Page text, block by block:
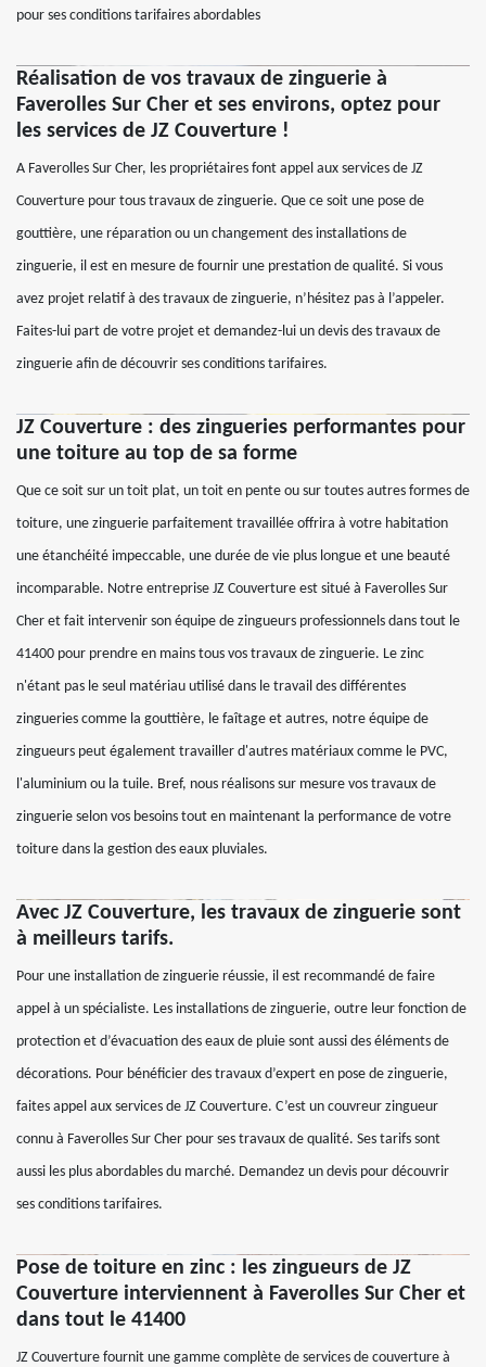
pour ses conditions tarifaires abordables
Réalisation de vos travaux de zinguerie à
Faverolles Sur Cher et ses environs, optez pour
les services de JZ Couverture !
A Faverolles Sur Cher, les propriétaires font appel aux services de JZ
Couverture pour tous travaux de zinguerie. Que ce soit une pose de
gouttière, une réparation ou un changement des installations de
zinguerie, il est en mesure de fournir une prestation de qualité. Si vous
avez projet relatif à des travaux de zinguerie, n’hésitez pas à l’appeler.
Faites-lui part de votre projet et demandez-lui un devis des travaux de
zinguerie afin de découvrir ses conditions tarifaires.
JZ Couverture : des zingueries performantes pour
une toiture au top de sa forme
Que ce soit sur un toit plat, un toit en pente ou sur toutes autres formes de
toiture, une zinguerie parfaitement travaillée offrira à votre habitation
une étanchéité impeccable, une durée de vie plus longue et une beauté
incomparable. Notre entreprise JZ Couverture est situé à Faverolles Sur
Cher et fait intervenir son équipe de zingueurs professionnels dans tout le
41400 pour prendre en mains tous vos travaux de zinguerie. Le zinc
n'étant pas le seul matériau utilisé dans le travail des différentes
zingueries comme la gouttière, le faîtage et autres, notre équipe de
zingueurs peut également travailler d'autres matériaux comme le PVC,
l'aluminium ou la tuile. Bref, nous réalisons sur mesure vos travaux de
zinguerie selon vos besoins tout en maintenant la performance de votre
toiture dans la gestion des eaux pluviales.
Avec JZ Couverture, les travaux de zinguerie sont
à meilleurs tarifs.
Pour une installation de zinguerie réussie, il est recommandé de faire
appel à un spécialiste. Les installations de zinguerie, outre leur fonction de
protection et d’évacuation des eaux de pluie sont aussi des éléments de
décorations. Pour bénéficier des travaux d’expert en pose de zinguerie,
faites appel aux services de JZ Couverture. C’est un couvreur zingueur
connu à Faverolles Sur Cher pour ses travaux de qualité. Ses tarifs sont
aussi les plus abordables du marché. Demandez un devis pour découvrir
ses conditions tarifaires.
Pose de toiture en zinc : les zingueurs de JZ
Couverture interviennent à Faverolles Sur Cher et
dans tout le 41400
JZ Couverture fournit une gamme complète de services de couverture à